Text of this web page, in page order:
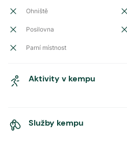
Ohniště
Posilovna
Parní místnost
Aktivity v kempu
Služby kempu